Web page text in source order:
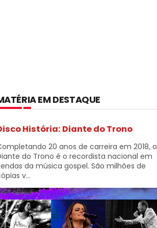
EM DESTAQUE
História: Diante do Trono
20 anos de carreira em 2018, o
do Trono é o recordista nacional em
da música gospel. São milhões de
v...